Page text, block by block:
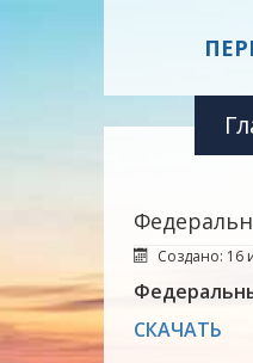
Создано: 16
СКАЧАТЬ